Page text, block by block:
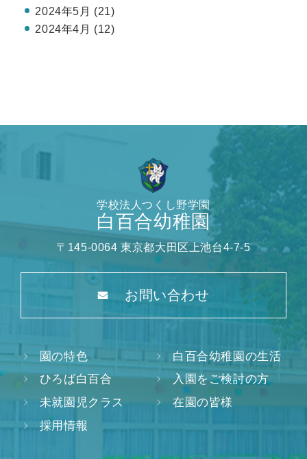
2024年5月 (21)
2024年4月 (12)
学校法人つくし野学園
白百合幼稚園
〒145-0064 東京都大田区上池台4-7-5
お問い合わせ
園の特色
白百合幼稚園の生活
ひろば白百合
入園をご検討の方
未就園児クラス
在園の皆様
採用情報